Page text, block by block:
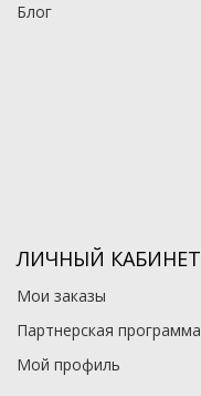
Блог
ЛИЧНЫЙ КАБИНЕТ
Мои заказы
Партнерская программа
Мой профиль